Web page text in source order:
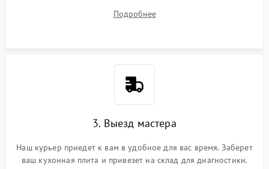
Подробнее
3. Выезд мастера
Наш курьер приедет к вам в удобное для вас время. Заберет
ваш кухонная плита и привезет на склад для диагностики.